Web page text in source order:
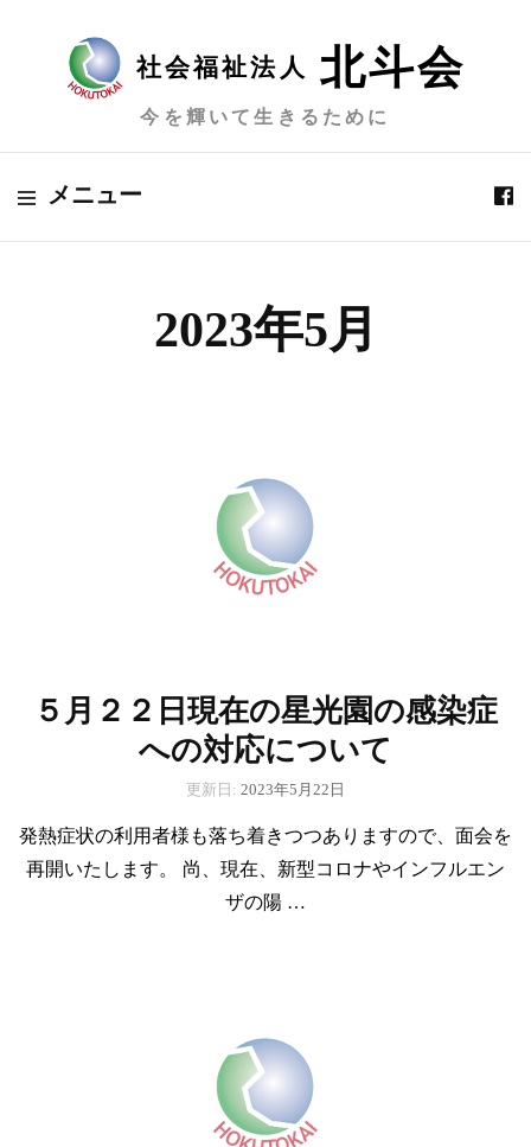
社会福祉法人 北斗会
今を輝いて生きるために
メニュー
2023年5月
５月２２日現在の星光園の感染症
への対応について
更新日: 2023年5月22日
発熱症状の利用者様も落ち着きつつありますので、面会を
再開いたします。 尚、現在、新型コロナやインフルエン
ザの陽 …